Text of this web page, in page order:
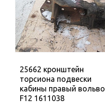
25662 кронштейн
торсиона подвески
кабины правый вольво
F12 1611038